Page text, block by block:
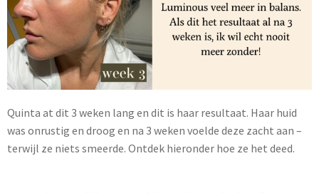
Quinta at dit 3 weken lang en dit is haar resultaat. Haar huid
was onrustig en droog en na 3 weken voelde deze zacht aan –
terwijl ze niets smeerde. Ontdek hieronder hoe ze het deed.